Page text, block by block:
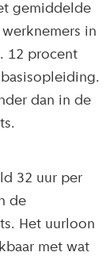
gemiddelde
in
12 procent
dan in de
32 uur per
de
Het uurloon
met wat